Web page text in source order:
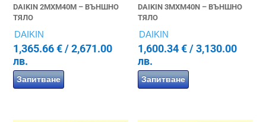
DAIKIN 2MXM40M – ВЪНШНО
ТЯЛО
DAIKIN
1,365.66€ / 2,671.00
лв.
Запитване
DAIKIN 3MXM40N – ВЪНШНО
ТЯЛО
DAIKIN
1,600.34€/ 3,130.00
лв.
Запитване